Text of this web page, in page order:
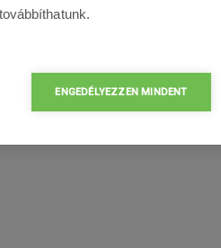
ENGEDÉLYEZZEN MINDENT